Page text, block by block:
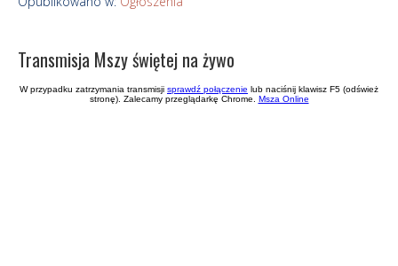
Transmisja Mszy świętej na żywo